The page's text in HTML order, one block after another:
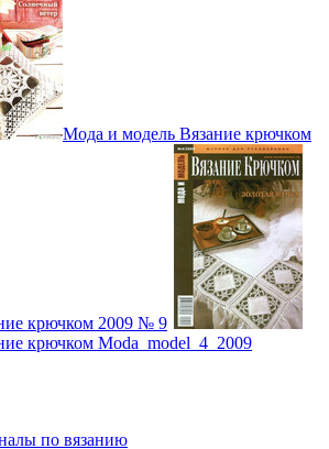
Мода и модель Вязание крючком
крючком 2009 № 9
крючком Moda_model_4_2009
по вязанию